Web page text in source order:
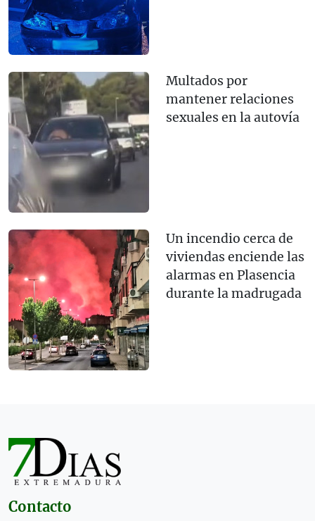
Multados por
mantener relaciones
sexuales en la autovía
Un incendio cerca de
viviendas enciende las
alarmas en Plasencia
durante la madrugada
Contacto